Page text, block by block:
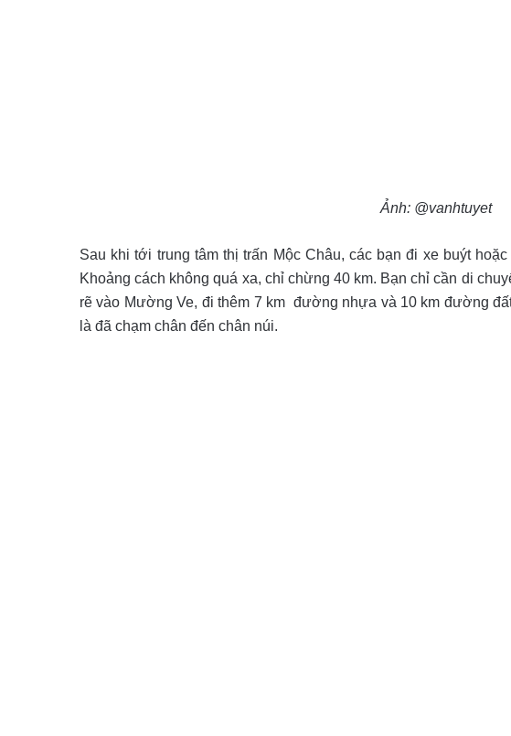
Ảnh: @vanhtuyet
Sau khi tới trung tâm thị trấn Mộc Châu, các bạn đi xe buýt
Khoảng cách không quá xa, chỉ chừng 40 km. Bạn chỉ cần di
rẽ vào Mường Ve, đi thêm 7 km đường nhựa và 10 km đường
là đã chạm chân đến chân núi.